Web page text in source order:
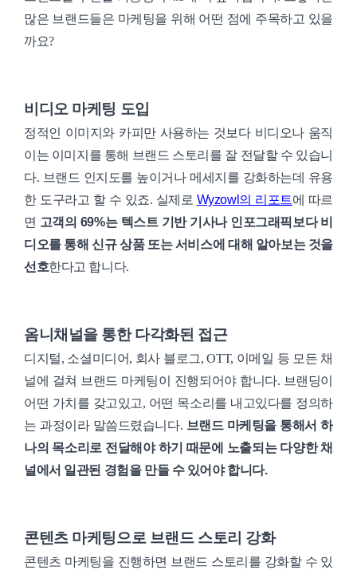
많은 브랜드들은 마케팅을 위해 어떤 점에 주목하고 있을
까요?
비디오 마케팅 도입
정적인 이미지와 카피만 사용하는 것보다 비디오나 움직
이는 이미지를 통해 브랜드 스토리를 잘 전달할 수 있습니
다. 브랜드 인지도를 높이거나 메세지를 강화하는데 유용
한 도구라고 할 수 있죠. 실제로 Wyzowl의 리포트에 따르
면 고객의 69%는 텍스트 기반 기사나 인포그래픽보다 비
디오를 통해 신규 상품 또는 서비스에 대해 알아보는 것을
선호한다고 합니다.
옴니채널을 통한 다각화된 접근
디지털, 소셜미디어, 회사 블로그, OTT, 이메일 등 모든 채
널에 걸쳐 브랜드 마케팅이 진행되어야 합니다. 브랜딩이
어떤 가치를 갖고있고, 어떤 목소리를 내고있다를 정의하
는 과정이라 말씀드렸습니다. 브랜드 마케팅을 통해서 하
나의 목소리로 전달해야 하기 때문에 노출되는 다양한 채
널에서 일관된 경험을 만들 수 있어야 합니다.
콘텐츠 마케팅으로 브랜드 스토리 강화
콘텐츠 마케팅을 진행하면 브랜드 스토리를 강화할 수 있